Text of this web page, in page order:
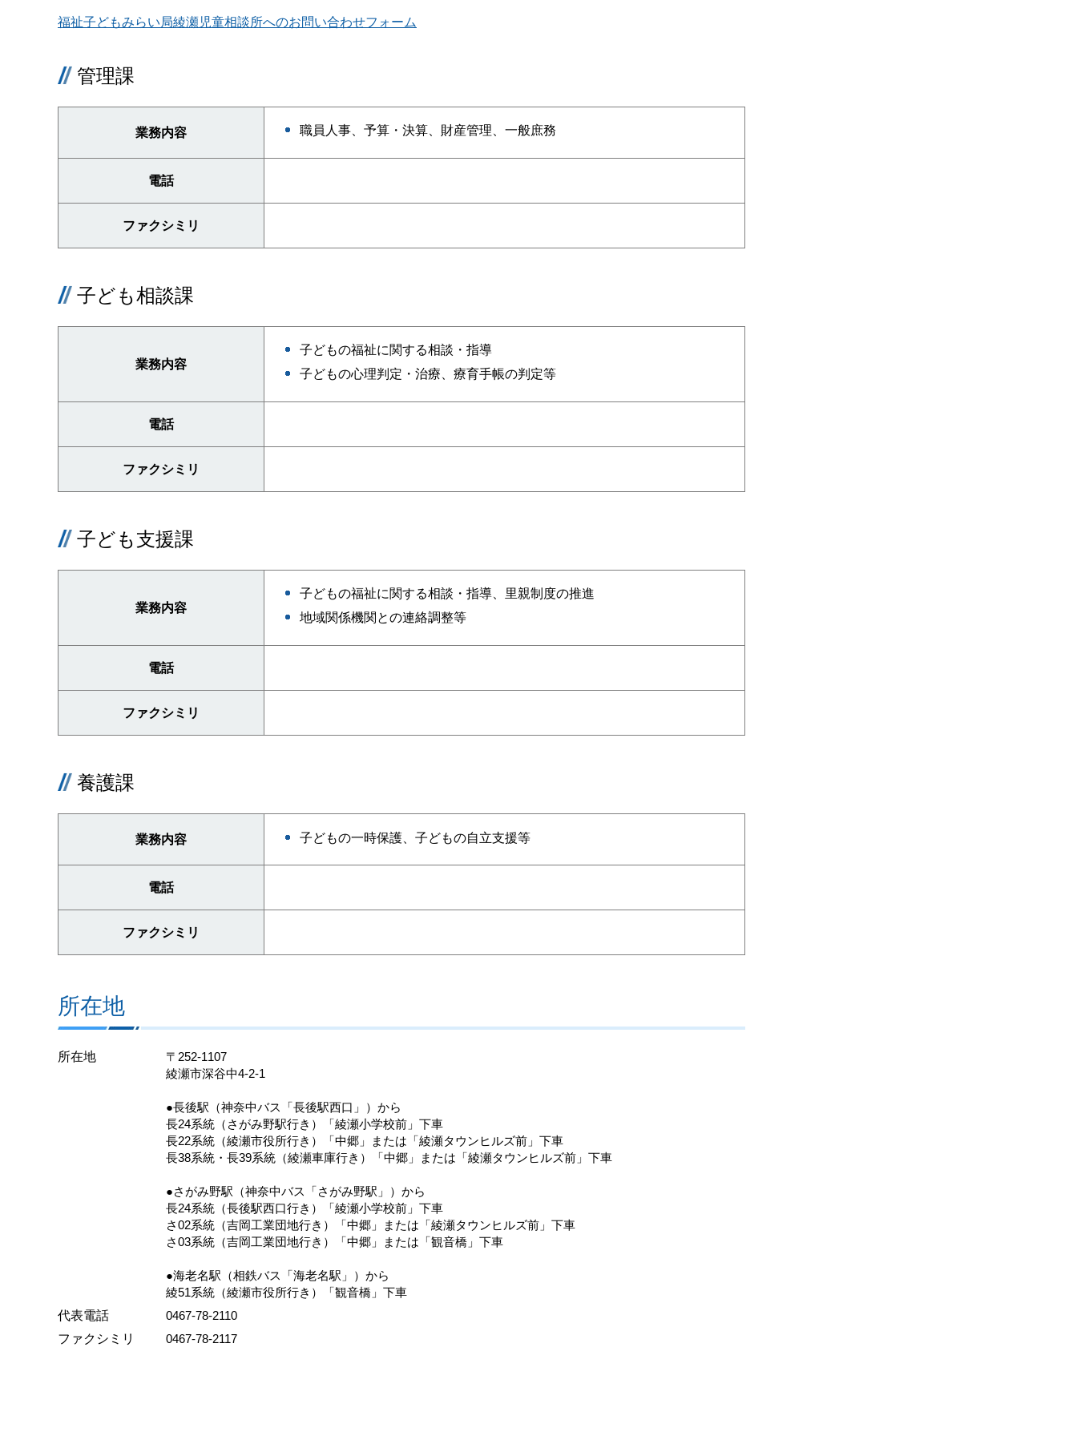
福祉子どもみらい局綾瀬児童相談所へのお問い合わせフォーム
管理課
業務内容 職員人事、予算・決算、財産管理、一般庶務
電話
ファクシミリ
子ども相談課
業務内容
子どもの福祉に関する相談・指導
子どもの心理判定・治療、療育手帳の判定等
電話
ファクシミリ
子ども支援課
業務内容
子どもの福祉に関する相談・指導、里親制度の推進
地域関係機関との連絡調整等
電話
ファクシミリ
養護課
業務内容 子どもの一時保護、子どもの自立支援等
電話
ファクシミリ
所在地
所在地
〒252-1107
綾瀬市深谷中4-2-1
●長後駅（神奈中バス「長後駅西口」）から
長24系統（さがみ野駅行き）「綾瀬小学校前」下車
長22系統（綾瀬市役所行き）「中郷」または「綾瀬タウンヒルズ前」下車
長38系統・長39系統（綾瀬車庫行き）「中郷」または「綾瀬タウンヒルズ前」下車
●さがみ野駅（神奈中バス「さがみ野駅」）から
長24系統（長後駅西口行き）「綾瀬小学校前」下車
さ02系統（吉岡工業団地行き）「中郷」または「綾瀬タウンヒルズ前」下車
さ03系統（吉岡工業団地行き）「中郷」または「観音橋」下車
●海老名駅（相鉄バス「海老名駅」）から
綾51系統（綾瀬市役所行き）「観音橋」下車
代表電話
0467-78-2110
ファクシミリ
0467-78-2117